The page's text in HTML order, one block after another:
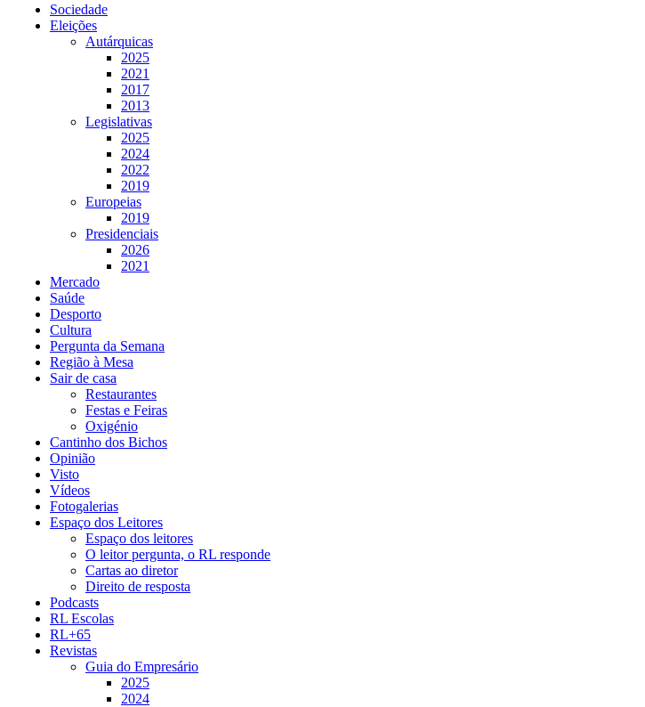
Sociedade
Eleições
Autárquicas
2025
2021
2017
2013
Legislativas
2025
2024
2022
2019
Europeias
2019
Presidenciais
2026
2021
Mercado
Saúde
Desporto
Cultura
Pergunta da Semana
Região à Mesa
Sair de casa
Restaurantes
Festas e Feiras
Oxigénio
Cantinho dos Bichos
Opinião
Visto
Vídeos
Fotogalerias
Espaço dos Leitores
Espaço dos leitores
O leitor pergunta, o RL responde
Cartas ao diretor
Direito de resposta
Podcasts
RL Escolas
RL+65
Revistas
Guia do Empresário
2025
2024